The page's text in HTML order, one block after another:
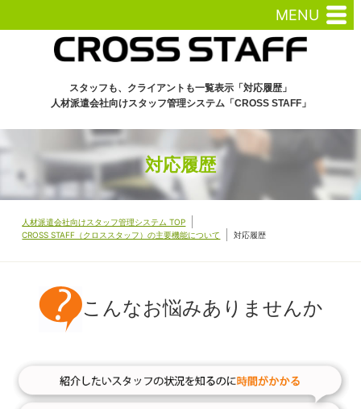
スタッフも、クライアントも一覧表示「対応履歴」
人材派遣会社向けスタッフ管理システム「CROSS STAFF」
MENU
対応履歴
人材派遣会社向けスタッフ管理システム TOP
CROSS STAFF（クロススタッフ）の主要機能について
対応履歴
こんなお悩みありませんか